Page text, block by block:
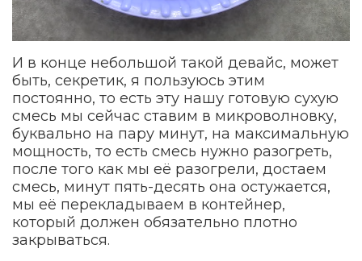
И в конце небольшой такой девайс, может
быть, секретик, я пользуюсь этим
постоянно, то есть эту нашу готовую сухую
смесь мы сейчас ставим в микроволновку,
буквально на пару минут, на максимальную
мощность, то есть смесь нужно разогреть,
после того как мы её разогрели, достаем
смесь, минут пять-десять она остужается,
мы её перекладываем в контейнер,
который должен обязательно плотно
закрываться.